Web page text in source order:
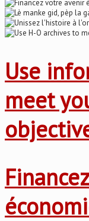
Use
meet